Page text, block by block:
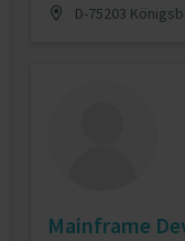
D-75203
Mainframe